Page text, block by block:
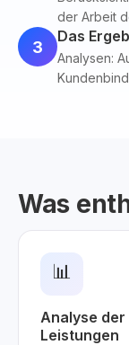
der Arbeit
3
Das
Analysen:
Was
📊
Analyse
Leistungen